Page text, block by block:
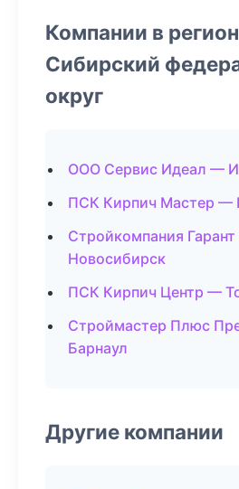
Компании в
Сибирский
округ
ООО Сервис Идеал —
ПСК Кирпич Мастер —
Стройкомпания
Новосибирск
ПСК Кирпич Центр —
Строймастер Плюс
Барнаул
Другие компании